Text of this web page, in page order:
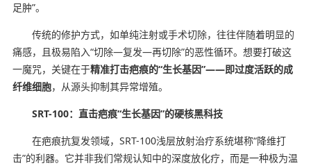
足肿”。
传统的修护方式，如单纯注射或手术切除，往往伴随着明显的
痛感，且极易陷入“切除—复发—再切除”的恶性循环。想要打破这
一魔咒，关键在于精准打击疤痕的“生长基因”——即过度活跃的成
纤维细胞，从源头抑制其异常增殖。
SRT-100：直击疤痕“生长基因”的硬核黑科技
在疤痕抗复发领域，SRT-100浅层放射治疗系统堪称“降维打
击”的利器。它并非我们常规认知中的深度放化疗，而是一种极为温